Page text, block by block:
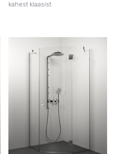
kahest klaasist